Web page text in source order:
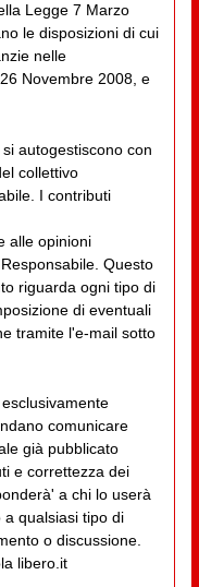
Legge 7 Marzo
le disposizioni di cui
nelle
Novembre 2008, e
autogestiscono con
collettivo
I contributi
alle opinioni
Questo
riguarda ogni tipo di
di eventuali
tramite l'e-mail sotto
comunicare
già pubblicato
e correttezza dei
a chi lo userà
qualsiasi tipo di
o discussione.
libero.it